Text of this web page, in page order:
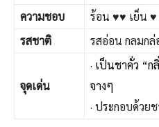
ความชอบ
ร้อน ♥♥ เย็น ♥
รสชาติ
รสอ่อน กลมกล่
จุดเด่น
· เป็นชาคั่ว “ก
จางๆ
· ประกอบด้วย